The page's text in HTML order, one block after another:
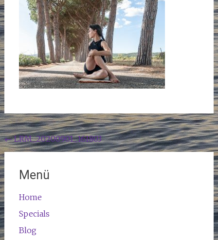
Beitragsnavigation
←LRM_20200901_161803
Menü
Home
Specials
Blog